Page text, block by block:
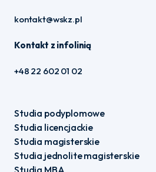
kontakt@wskz.pl
Kontakt z infolinią
+48 22 602 01 02
Studia podyplomowe
Studia licencjackie
Studia magisterskie
Studia jednolite magisterskie